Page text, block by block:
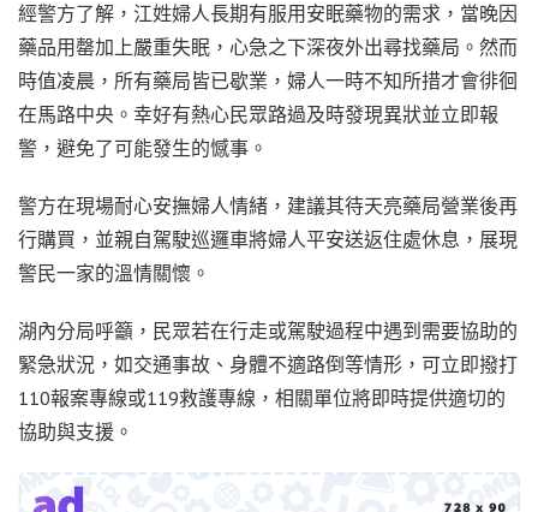
經警方了解，江姓婦人長期有服用安眠藥物的需求，當晚因
藥品用罄加上嚴重失眠，心急之下深夜外出尋找藥局。然而
時值凌晨，所有藥局皆已歇業，婦人一時不知所措才會徘徊
在馬路中央。幸好有熱心民眾路過及時發現異狀並立即報
警，避免了可能發生的憾事。
警方在現場耐心安撫婦人情緒，建議其待天亮藥局營業後再
行購買，並親自駕駛巡邏車將婦人平安送返住處休息，展現
警民一家的溫情關懷。
湖內分局呼籲，民眾若在行走或駕駛過程中遇到需要協助的
緊急狀況，如交通事故、身體不適路倒等情形，可立即撥打
110報案專線或119救護專線，相關單位將即時提供適切的
協助與支援。